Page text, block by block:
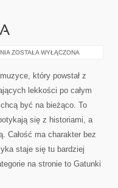
ZAGRANICZNA
ZOSTAŁA WYŁĄCZONA
który powstał z
lekkości po całym
być na bieżąco. To
się z historiami, a
Całość ma charakter bez
staje się tu bardziej
na stronie to Gatunki